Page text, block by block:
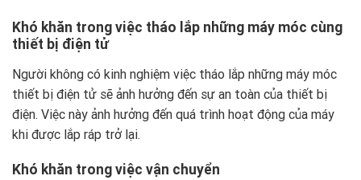
Khó khăn trong việc tháo lắp những máy móc cùng
thiết bị điện tử
Người không có kinh nghiệm việc tháo lắp những máy móc
thiết bị điện tử sẽ ảnh hưởng đến sự an toàn của thiết bị
điện. Việc này ảnh hưởng đến quá trình hoạt động của máy
khi được lắp ráp trở lại.
Khó khăn trong việc vận chuyển